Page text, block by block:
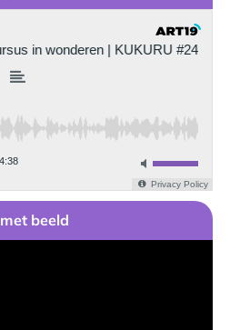
met beeld